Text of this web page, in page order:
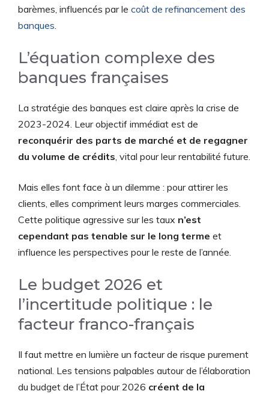
barèmes, influencés par le coût de refinancement des
banques.
L’équation complexe des
banques françaises
La stratégie des banques est claire après la crise de
2023-2024. Leur objectif immédiat est de
reconquérir des parts de marché et de regagner
du volume de crédits, vital pour leur rentabilité future.
Mais elles font face à un dilemme : pour attirer les
clients, elles compriment leurs marges commerciales.
Cette politique agressive sur les taux n’est
cependant pas tenable sur le long terme et
influence les perspectives pour le reste de l’année.
Le budget 2026 et
l’incertitude politique : le
facteur franco-français
Il faut mettre en lumière un facteur de risque purement
national. Les tensions palpables autour de l’élaboration
du budget de l’État pour 2026 créent de la